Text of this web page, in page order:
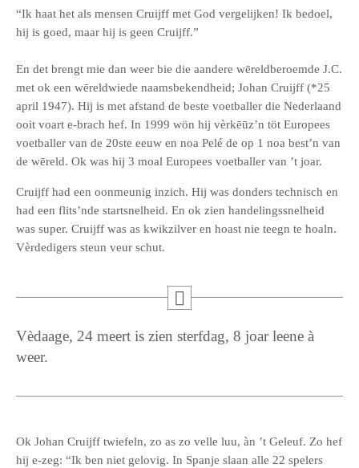
“Ik haat het als mensen Cruijff met God vergelijken! Ik bedoel,
hij is goed, maar hij is geen Cruijff.”
En det brengt mie dan weer bie die aandere wēreldberoemde J.C.
met ok een wēreldwiede naamsbekendheid; Johan Cruijff (*25
april 1947). Hij is met afstand de beste voetballer die Nederlaand
ooit voart e-brach hef. In 1999 wön hij vèrkēūz’n töt Europees
voetballer van de 20ste eeuw en noa Pelé de op 1 noa best’n van
de wēreld. Ok was hij 3 moal Europees voetballer van ’t joar.
Cruijff had een oonmeunig inzich. Hij was donders technisch en
had een flits’nde startsnelheid. En ok zien handelingssnelheid
was super. Cruijff was as kwikzilver en hoast nie teegn te hoaln.
Vèrdedigers steun veur schut.
Vèdaage, 24 meert is zien sterfdag, 8 joar leene à
weer.
Ok Johan Cruijff twiefeln, zo as zo velle luu, àn ’t Geleuf. Zo hef
hij e-zeg: “Ik ben niet gelovig. In Spanje slaan alle 22 spelers